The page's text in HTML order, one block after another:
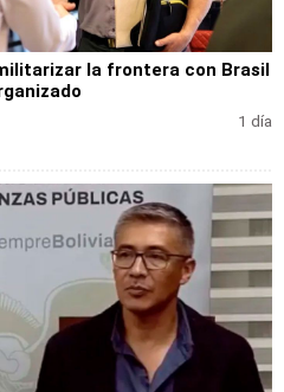
la frontera con Brasil
1 día